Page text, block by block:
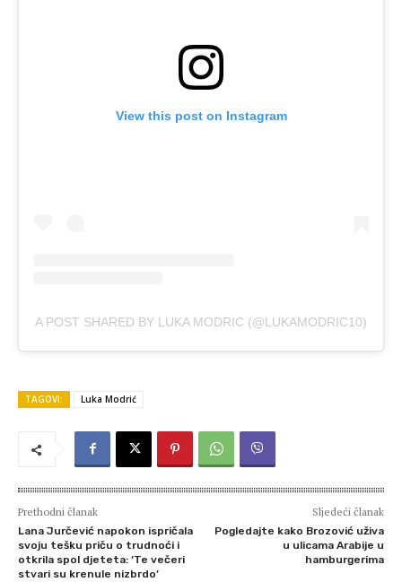
View this post on Instagram
A POST SHARED BY LUKA MODRIC (@LUKAMODRIC10)
TAGOVI: Luka Modrić
Prethodni članak
Lana Jurčević napokon ispričala
svoju tešku priču o trudnoći i
otkrila spol djeteta: ‘Te večeri
stvari su krenule nizbrdo’
Sljedeći članak
Pogledajte kako Brozović uživa
u ulicama Arabije u
hamburgerima